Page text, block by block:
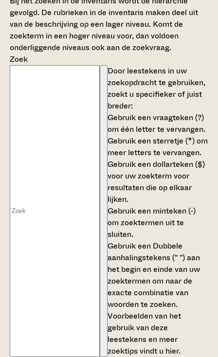
gevolgd. De rubrieken in de inventaris maken deel uit
van de beschrijving op een lager niveau. Komt de
zoekterm in een hoger niveau voor, dan voldoen
onderliggende niveaus ook aan de zoekvraag.
Zoek
Door leestekens in uw
zoekopdracht te gebruiken,
zoekt u specifieker of juist
breder:
Gebruik eenvraagteken (?)
om één letter te vervangen.
Gebruik eensterretje (*)om
meer letters te vervangen.
Gebruik eendollarteken ($)
voor uw zoekterm voor
resultaten die op elkaar
lijken.
Gebruik een minteken (-)
om zoektermen uit te
sluiten.
Gebruik een Dubbele
aanhalingstekens (" ")aan
het begin en einde van uw
zoektermen om naar de
exacte combinatie van
woorden te zoeken.
Voorbeelden van het
gebruik van deze
leestekens en meer
zoektips vindt u hier.